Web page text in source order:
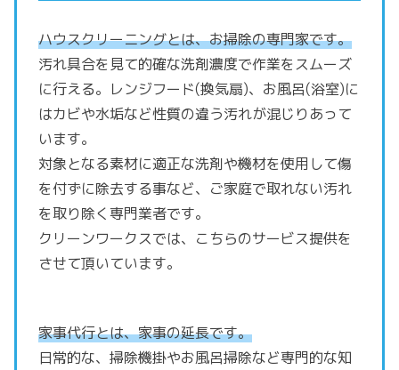
ハウスクリーニングとは、お掃除の専門家です。
汚れ具合を見て的確な洗剤濃度で作業をスムーズ
に行える。レンジフード(換気扇)、お風呂(浴室)に
はカビや水垢など性質の違う汚れが混じりあって
います。
対象となる素材に適正な洗剤や機材を使用して傷
を付ずに除去する事など、ご家庭で取れない汚れ
を取り除く専門業者です。
クリーンワークスでは、こちらのサービス提供を
させて頂いています。
家事代行とは、家事の延長です。
日常的な、掃除機掛やお風呂掃除など専門的な知